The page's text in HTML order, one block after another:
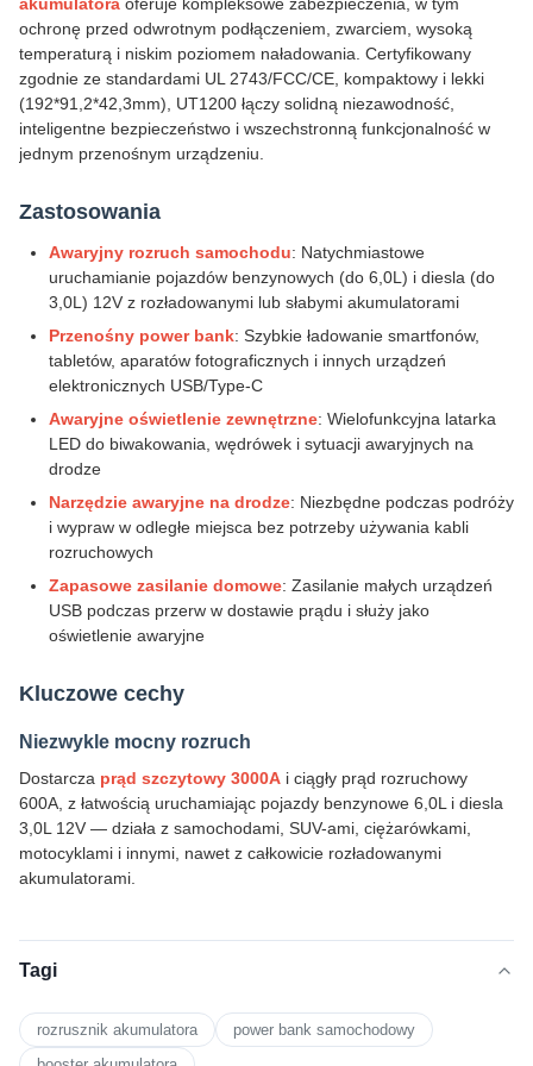
ochronę przed odwrotnym podłączeniem, zwarciem, wysoką
temperaturą i niskim poziomem naładowania. Certyfikowany
zgodnie ze standardami UL 2743/FCC/CE, kompaktowy i lekki
(192*91,2*42,3mm), UT1200 łączy solidną niezawodność,
inteligentne bezpieczeństwo i wszechstronną funkcjonalność w
jednym przenośnym urządzeniu.
Zastosowania
Awaryjny rozruch samochodu: Natychmiastowe
uruchamianie pojazdów benzynowych (do 6,0L) i diesla (do
3,0L) 12V z rozładowanymi lub słabymi akumulatorami
Przenośny power bank: Szybkie ładowanie smartfonów,
tabletów, aparatów fotograficznych i innych urządzeń
elektronicznych USB/Type-C
Awaryjne oświetlenie zewnętrzne: Wielofunkcyjna latarka
LED do biwakowania, wędrówek i sytuacji awaryjnych na
drodze
Narzędzie awaryjne na drodze: Niezbędne podczas podróży
i wypraw w odległe miejsca bez potrzeby używania kabli
rozruchowych
Zapasowe zasilanie domowe: Zasilanie małych urządzeń
USB podczas przerw w dostawie prądu i służy jako
oświetlenie awaryjne
Kluczowe cechy
Niezwykle mocny rozruch
Dostarcza prąd szczytowy 3000A i ciągły prąd rozruchowy
600A, z łatwością uruchamiając pojazdy benzynowe 6,0L i diesla
3,0L 12V — działa z samochodami, SUV-ami, ciężarówkami,
motocyklami i innymi, nawet z całkowicie rozładowanymi
akumulatorami.
Tagi
rozrusznik akumulatora
power bank samochodowy